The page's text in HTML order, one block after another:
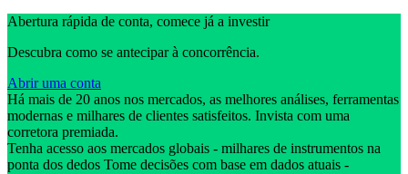
Abertura rápida de conta, comece já a investir
Descubra como se antecipar à concorrência.
Abrir uma conta
Há mais de 20 anos nos mercados, as melhores análises, ferramentas
modernas e milhares de clientes satisfeitos. Invista com uma
corretora premiada.
Tenha acesso aos mercados globais - milhares de instrumentos na
ponta dos dedos Tome decisões com base em dados atuais -